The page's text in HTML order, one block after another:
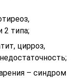
2 типа;
цирроз,
– синдром